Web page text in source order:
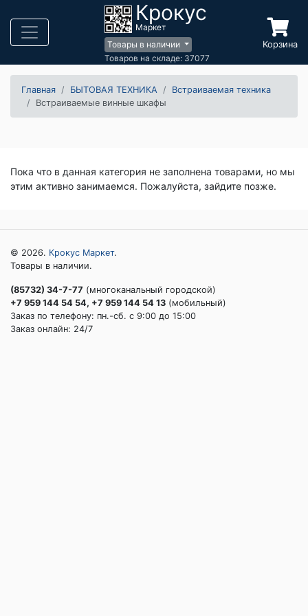
Крокус
Маркет
Товары в наличии
Товаров на складе: 37077
Корзина
Главная БЫТОВАЯ ТЕХНИКА
Встраиваемая техника
Встраиваемые винные шкафы
Пока что в данная категория не заполнена товарами, но мы
этим активно занимаемся. Пожалуйста, зайдите позже.
© 2026. Крокус Маркет.
Товары в наличии.
(85732) 34-7-77 (многоканальный городской)
+7 959 144 54 54, +7 959 144 54 13 (мобильный)
Заказ по телефону: пн.-сб. c 9:00 до 15:00
Заказ онлайн: 24/7